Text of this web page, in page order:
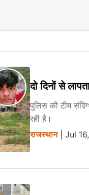
दो दिनों से
पुलिस की टीम
रही है।
राजस्थान| Jul